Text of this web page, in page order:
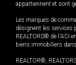
appartiennent et sont
Les marques de
désignent les services
REALTORS® de l'ACI
biens immobiliers
REALTOR®,